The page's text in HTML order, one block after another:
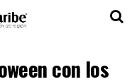
con los